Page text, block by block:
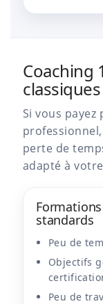
Coaching
classiques
Si vous
perte de
adapté à
standards
Peu de
Objectifs
Peu de